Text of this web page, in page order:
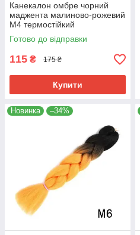
Канекалон омбре чорний
маджента малиново-рожевий
М4 термостійкий
різнокольорова коса Jumbo
довжина 60см вага 100гр для
плетіння
Готово до відправки
115 ₴ 175 ₴
Купити
Новинка –34%